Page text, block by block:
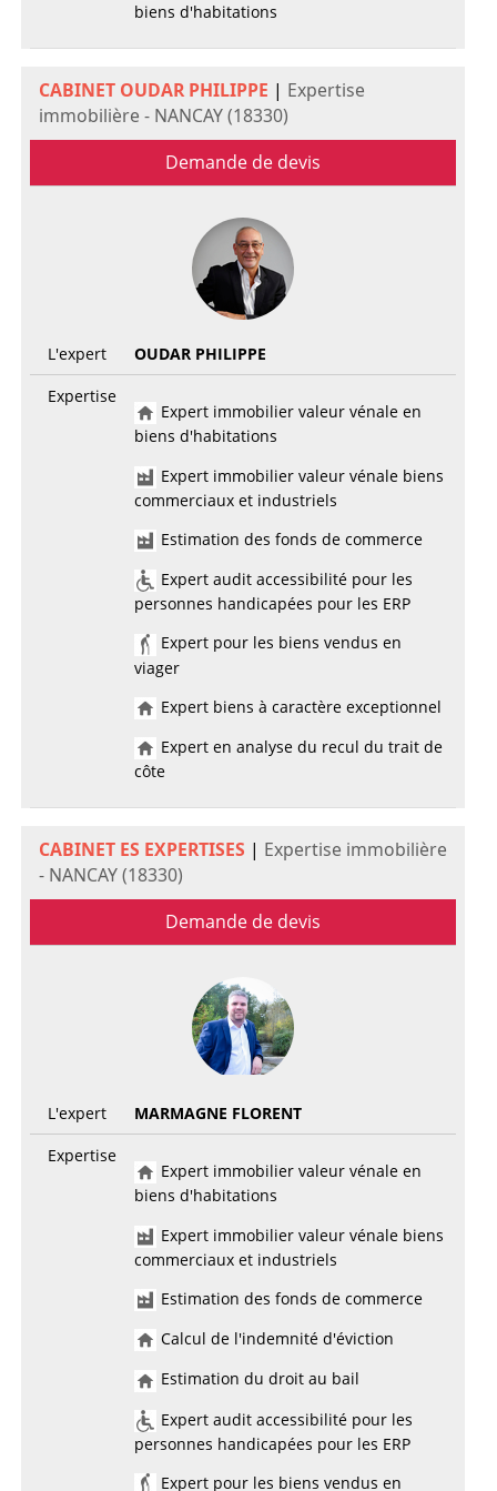
biens d'habitations
CABINET OUDAR PHILIPPE | Expertise
immobilière - NANCAY (18330)
Demande de devis
L'expert
OUDAR PHILIPPE
Expertise
Expert immobilier valeur vénale en
biens d'habitations
Expert immobilier valeur vénale biens
commerciaux et industriels
Estimation des fonds de commerce
Expert audit accessibilité pour les
personnes handicapées pour les ERP
Expert pour les biens vendus en
viager
Expert biens à caractère exceptionnel
Expert en analyse du recul du trait de
côte
CABINET ES EXPERTISES | Expertise immobilière
- NANCAY (18330)
Demande de devis
L'expert
MARMAGNE FLORENT
Expertise
Expert immobilier valeur vénale en
biens d'habitations
Expert immobilier valeur vénale biens
commerciaux et industriels
Estimation des fonds de commerce
Calcul de l'indemnité d'éviction
Estimation du droit au bail
Expert audit accessibilité pour les
personnes handicapées pour les ERP
Expert pour les biens vendus en